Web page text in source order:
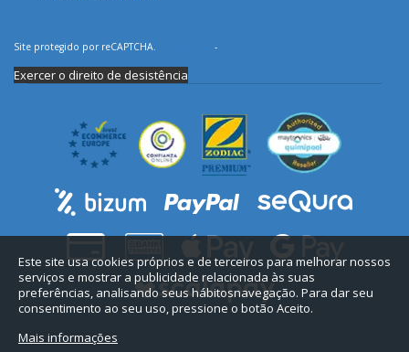
Este site usa cookies próprios e de terceiros para melhorar nossos
serviços e mostrar a publicidade relacionada às suas
preferências, analisando seus hábitosnavegação. Para dar seu
consentimento ao seu uso, pressione o botão Aceito.
Mais informações
Site protegido por reCAPTCHA. -
Exercer o direito de desistência